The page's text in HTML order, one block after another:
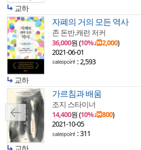
교하
자폐의 거의 모든 역사
존 돈반.캐런 저커
36,000원 (10%↓ 2,000)
2021-06-01
: 2,593
교하
가르침과 배움
조지 스타이너
14,400원 (10%↓ 800)
2021-10-05
: 311